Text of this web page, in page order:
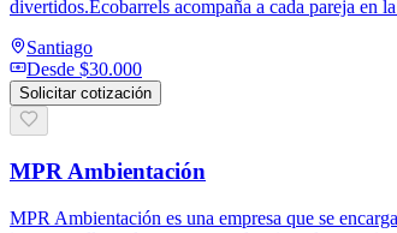
divertidos.Ecobarrels acompaña a cada pareja en
Santiago
Desde $30.000
Solicitar cotización
MPR Ambientación
MPR Ambientación es una empresa que se